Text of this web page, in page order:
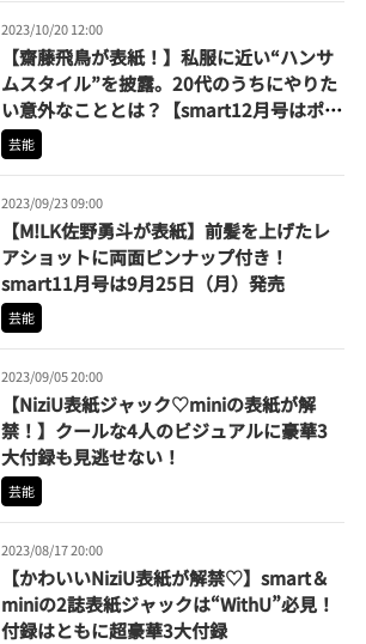
2023/10/20 12:00
【齋藤飛鳥が表紙！】私服に近い“ハンサ
ムスタイル”を披露。20代のうちにやりた
い意外なこととは？【smart12月号はポケ
モン付録も話題】
芸能
2023/09/23 09:00
【M!LK佐野勇斗が表紙】前髪を上げたレ
アショットに両面ピンナップ付き！
smart11月号は9月25日（月）発売
芸能
2023/09/05 20:00
【NiziU表紙ジャック♡miniの表紙が解
禁！】クールな4人のビジュアルに豪華3
大付録も見逃せない！
芸能
2023/08/17 20:00
【かわいいNiziU表紙が解禁♡】smart＆
miniの2誌表紙ジャックは“WithU”必見！
付録はともに超豪華3大付録